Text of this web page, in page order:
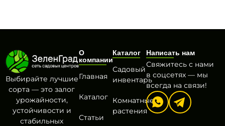
Выбирайте лучшие
сорта — это залог
урожайности,
устойчивости и
стабильных
О
компании
Главная
Каталог
Статьи
Каталог
Садовый
инвентарь
Комнатные
растения
Написать нам
Свяжитесь с нами
в соцсетях — мы
всегда на связи!